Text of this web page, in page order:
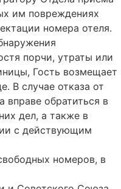
им повреждениях
номера отеля.
порчи, утраты или
Гость возмещает
В случае отказа от
вправе обратиться в
дел, а также в
с действующим
номеров, в